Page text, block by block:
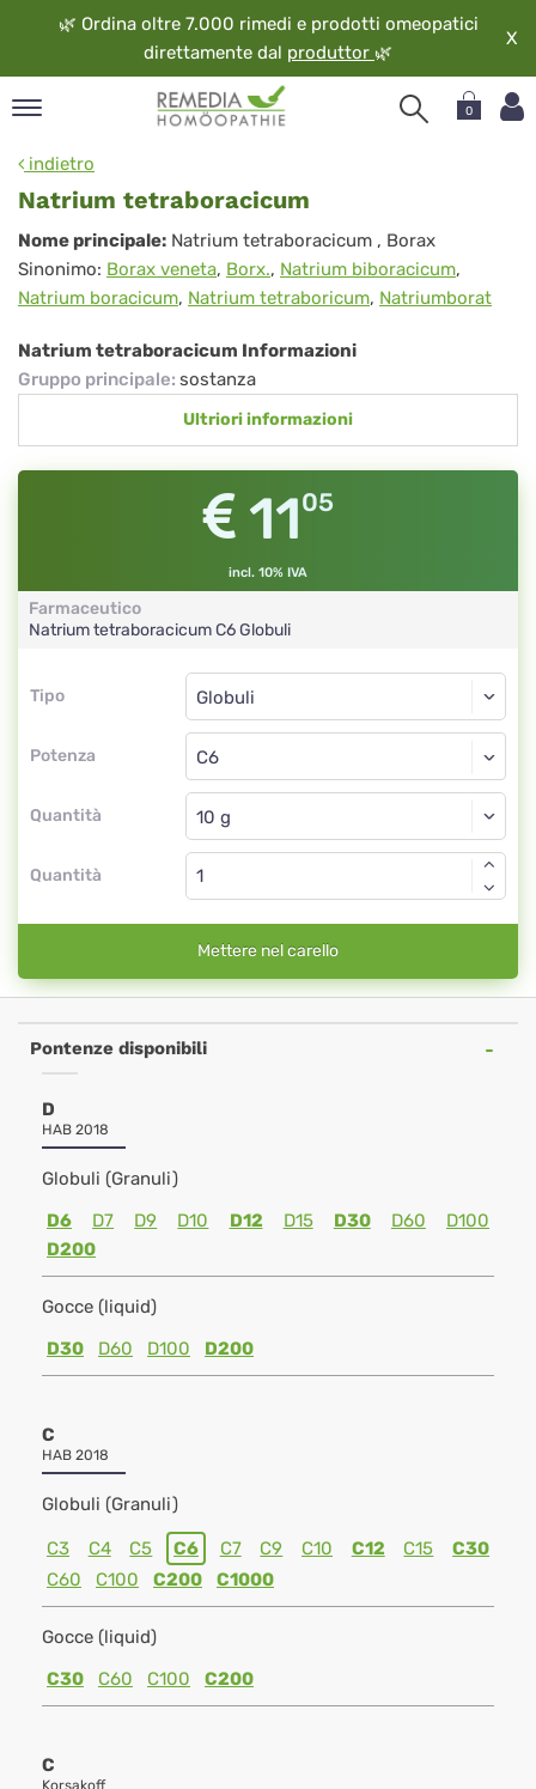
🌿 Ordina oltre 7.000 rimedi e prodotti omeopatici
direttamente dal produttor 🌿
X
0
indietro
Natrium tetraboracicum
Natrium
tetraboracicum
Nome principale: Natrium tetraboracicum , Borax
Sinonimo: Borax veneta, Borx., Natrium biboracicum,
Natrium boracicum, Natrium tetraboricum, Natriumborat
Natrium tetraboracicum Informazioni
Gruppo principale: sostanza
Ultriori informazioni
1105
incl. 10% IVA
Farmaceutico
Natrium tetraboracicumC6Globuli
Tipo
Tipo
Potenza
Globuli
C6
Quantità
Globuli
Quantità
Mettere nel carello
Pontenze disponibili
D
HAB 2018
Globuli (Granuli)
D6
D7 D9 D10 D12 D15 D30 D60
D100
D200
Gocce (liquid)
D30
D60 D100 D200
C
HAB 2018
Globuli (Granuli)
C3 C4 C5 C6 C7 C9 C10 C12 C15
C30
C60
C100 C200 C1000
Gocce (liquid)
C30
C60 C100 C200
C
Korsakoff